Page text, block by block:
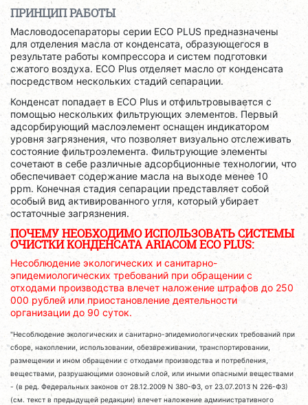
ПРИНЦИП РАБОТЫ
Масловодосепараторы серии ECO PLUS предназначены
для отделения масла от конденсата, образующегося в
результате работы компрессора и систем подготовки
сжатого воздуха. ECO Plus отделяет масло от конденсата
посредством нескольких стадий сепарации.
Конденсат попадает в ECO Plus и отфильтровывается с
помощью нескольких фильтрующих элементов. Первый
адсорбирующий маслоэлемент оснащен индикатором
уровня загрязнения, что позволяет визуально отслеживать
состояние фильтроэлемента. Фильтрующие элементы
сочетают в себе различные адсорбционные технологии, что
обеспечивает содержание масла на выходе менее 10
ppm. Конечная стадия сепарации представляет собой
особый вид активированного угля, который убирает
остаточные загрязнения.
ПОЧЕМУ НЕОБХОДИМО ИСПОЛЬЗОВАТЬСИСТЕМЫ
ОЧИСТКИ КОНДЕНСАТА ARIACOM ECO PLUS:
Несоблюдение экологических и санитарно-
эпидемиологических требований при обращении с
отходами производства влечет наложение штрафов до 250
000 рублей или приостановление деятельности
организации до 90 суток.
"Несоблюдение экологических и санитарно-эпидемиологических требований при
сборе, накоплении, использовании, обезвреживании, транспортировании,
размещении и ином обращении с отходами производства и потребления,
веществами, разрушающими озоновый слой, или иными опасными веществами
- (в ред. Федеральных законов от 28.12.2009 N 380-ФЗ, от 23.07.2013 N 226-ФЗ)
(см. текст в предыдущей редакции) влечет наложение административного